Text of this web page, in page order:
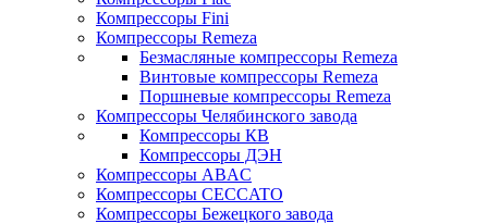
Компрессоры Fini
Компрессоры Remeza
Безмасляные компрессоры Remeza
Винтовые компрессоры Remeza
Поршневые компрессоры Remeza
Компрессоры Челябинского завода
Компрессоры КВ
Компрессоры ДЭН
Компрессоры ABAC
Компрессоры CECCATO
Компрессоры Бежецкого завода